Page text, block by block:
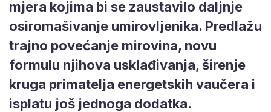
mjera kojima bi se zaustavilo daljnje
osiromašivanje umirovljenika. Predlažu
trajno povećanje mirovina, novu
formulu njihova usklađivanja, širenje
kruga primatelja energetskih vaučera i
isplatu još jednoga dodatka.